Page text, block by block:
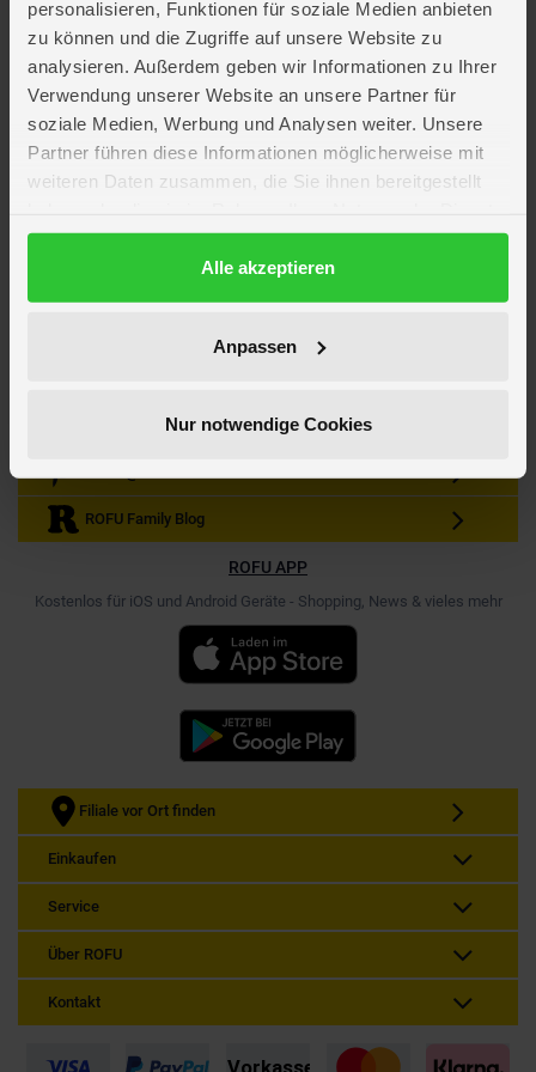
personalisieren, Funktionen für soziale Medien anbieten
zu können und die Zugriffe auf unsere Website zu
analysieren. Außerdem geben wir Informationen zu Ihrer
Verwendung unserer Website an unsere Partner für
soziale Medien, Werbung und Analysen weiter. Unsere
Partner führen diese Informationen möglicherweise mit
weiteren Daten zusammen, die Sie ihnen bereitgestellt
gesammelt haben.
DatenschutzerklärungAlle akzeptieren
Anpassen
Nur notwendige Cookies
Kein Angebot mehr verpassen
Zum Newsletter anmelden & Vorteile sichern
Anmelden
Gutscheine & Gewinnspiele
Neuheiten, Trends & Angebote
Werde unser Fan auf Facebook
ROFU Family Blog
ROFU APP
Kostenlos für iOS und Android Geräte - Shopping, News & vieles mehr
Filiale vor Ort finden
Einkaufen
Service
Über ROFU
Kontakt